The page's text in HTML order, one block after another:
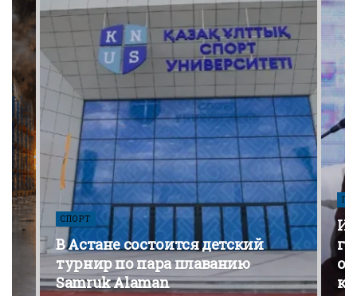
СПОРТ
В Астане состоится детский
турнир по пара плаванию
Samruk Alaman